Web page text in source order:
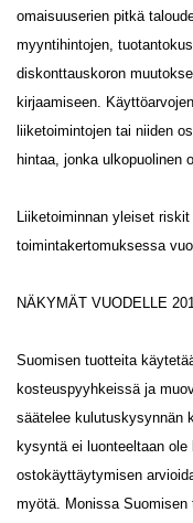
omaisuuserien pitkä
myyntihintojen,
diskonttauskoron
kirjaamiseen.
liiketoimintojen tai niiden
hintaa, jonka ulkopuolinen
Liiketoiminnan yleiset
toimintakertomuksessa
NÄKYMÄT VUODELLE
Suomisen tuotteita
kosteuspyyhkeissä ja
säätelee kulutuskysynnän
kysyntä ei luonteeltaan
ostokäyttäytymisen
myötä. Monissa